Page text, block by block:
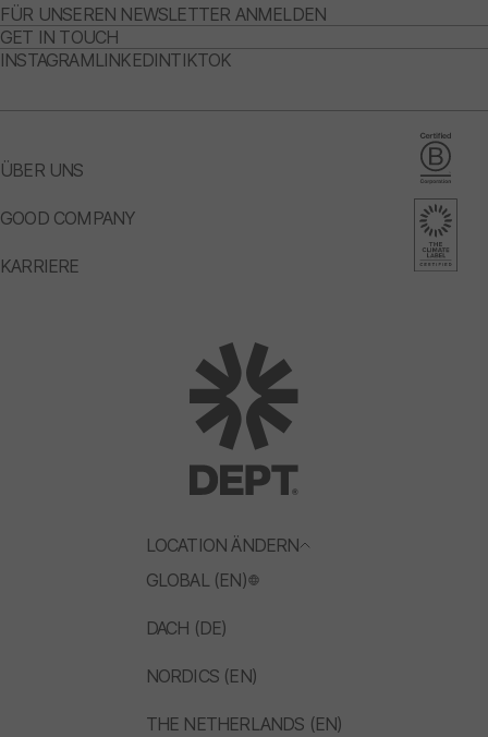
LOCATION ÄNDERN
GLOBAL (EN)
DACH (DE)
NORDICS (EN)
THE NETHERLANDS (EN)
ÜBER UNS
GOOD COMPANY
KARRIERE
FÜR UNSEREN NEWSLETTER ANMELDEN
GET IN TOUCH
INSTAGRAMLINKEDINTIKTOK